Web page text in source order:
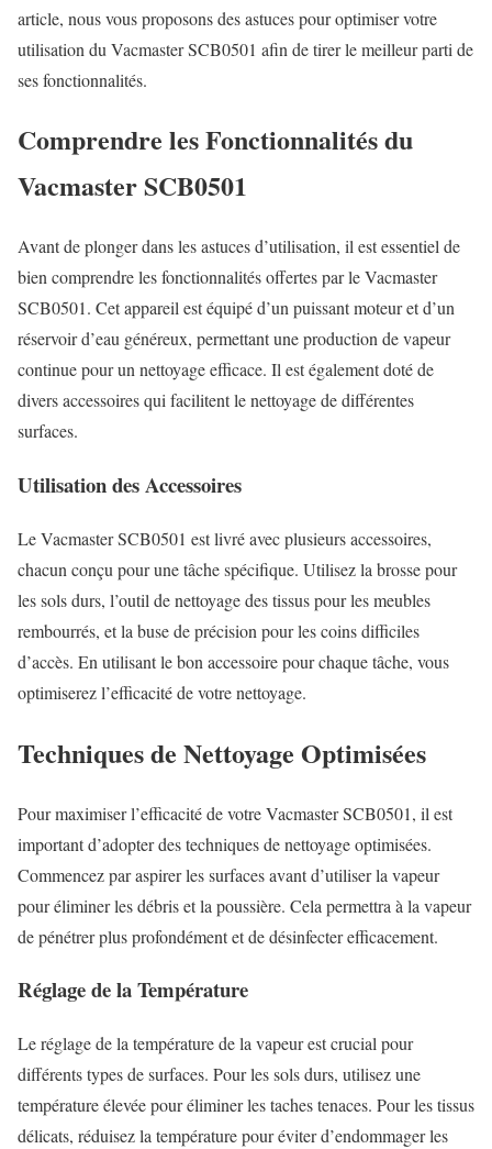
article, nous vous proposons des astuces pour optimiser votre
utilisation du Vacmaster SCB0501 afin de tirer le meilleur parti de
ses fonctionnalités.
Comprendre les Fonctionnalités du
Vacmaster SCB0501
Avant de plonger dans les astuces d’utilisation, il est essentiel de
bien comprendre les fonctionnalités offertes par le Vacmaster
SCB0501. Cet appareil est équipé d’un puissant moteur et d’un
réservoir d’eau généreux, permettant une production de vapeur
continue pour un nettoyage efficace. Il est également doté de
divers accessoires qui facilitent le nettoyage de différentes
surfaces.
Utilisation des Accessoires
Le Vacmaster SCB0501 est livré avec plusieurs accessoires,
chacun conçu pour une tâche spécifique. Utilisez la brosse pour
les sols durs, l’outil de nettoyage des tissus pour les meubles
rembourrés, et la buse de précision pour les coins difficiles
d’accès. En utilisant le bon accessoire pour chaque tâche, vous
optimiserez l’efficacité de votre nettoyage.
Techniques de Nettoyage Optimisées
Pour maximiser l’efficacité de votre Vacmaster SCB0501, il est
important d’adopter des techniques de nettoyage optimisées.
Commencez par aspirer les surfaces avant d’utiliser la vapeur
pour éliminer les débris et la poussière. Cela permettra à la vapeur
de pénétrer plus profondément et de désinfecter efficacement.
Réglage de la Température
Le réglage de la température de la vapeur est crucial pour
différents types de surfaces. Pour les sols durs, utilisez une
température élevée pour éliminer les taches tenaces. Pour les tissus
délicats, réduisez la température pour éviter d’endommager les